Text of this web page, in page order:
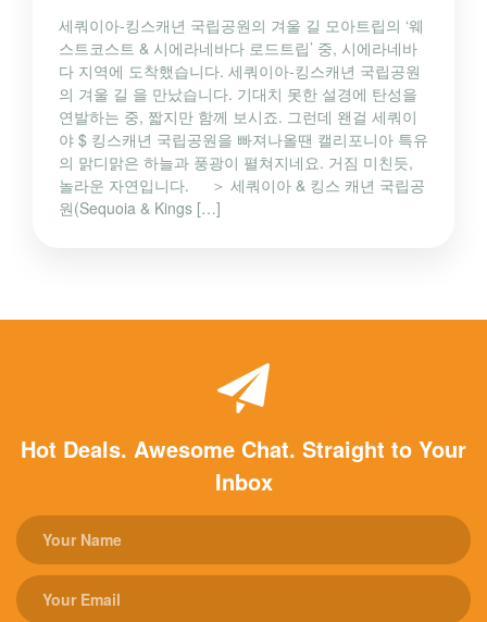
세쿼이아-킹스캐년 국립공원의 겨울 길 모아트립의 ‘웨
스트코스트 & 시에라네바다 로드트립’ 중, 시에라네바
다 지역에 도착했습니다. 세쿼이아-킹스캐년 국립공원
의 겨울 길 을 만났습니다. 기대치 못한 설경에 탄성을
연발하는 중, 짧지만 함께 보시죠. 그런데 왠걸 세쿼이
야 $ 킹스캐년 국립공원을 빠져나올땐 캘리포니아 특유
의 맑디맑은 하늘과 풍광이 펼쳐지네요. 거짐 미친듯,
놀라운 자연입니다. ＞ 세쿼이아 & 킹스 캐년 국립공
원(Sequoia & Kings […]
Hot Deals. Awesome Chat. Straight to Your
Inbox